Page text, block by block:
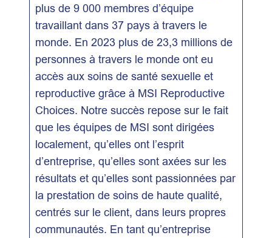
plus de 9 000 membres d’équipe
travaillant dans 37 pays à travers le
monde. En 2023 plus de 23,3 millions de
personnes à travers le monde ont eu
accès aux soins de santé sexuelle et
reproductive grâce à MSI Reproductive
Choices. Notre succès repose sur le fait
que les équipes de MSI sont dirigées
localement, qu’elles ont l’esprit
d’entreprise, qu’elles sont axées sur les
résultats et qu’elles sont passionnées par
la prestation de soins de haute qualité,
centrés sur le client, dans leurs propres
communautés. En tant qu’entreprise